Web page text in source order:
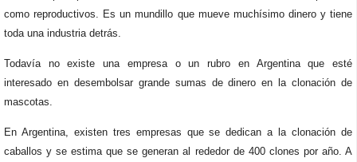
como reproductivos. Es un mundillo que mueve muchísimo dinero y tiene
toda una industria detrás.
Todavía no existe una empresa o un rubro en Argentina que esté
interesado en desembolsar grande sumas de dinero en la clonación de
mascotas.
En Argentina, existen tres empresas que se dedican a la clonación de
caballos y se estima que se generan al rededor de 400 clones por año. A